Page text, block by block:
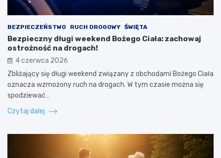
BEZPIECZEŃSTWO RUCH DROGOWY ŚWIĘTA
Bezpieczny długi weekend Bożego Ciała: zachowaj
ostrożność na drogach!
4 czerwca 2026
Zbliżający się długi weekend związany z obchodami Bożego Ciała
oznacza wzmożony ruch na drogach. W tym czasie można się
spodziewać…
Czytaj dalej